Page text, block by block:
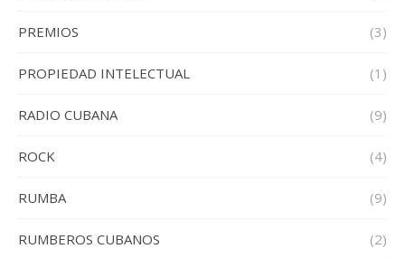
PREMIOS (3)
PROPIEDAD INTELECTUAL (1)
RADIO CUBANA (9)
ROCK (4)
RUMBA (9)
RUMBEROS CUBANOS (2)